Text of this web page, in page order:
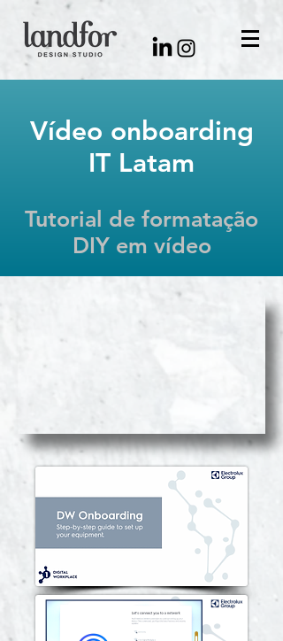
Vídeo onboarding
IT Latam
Tutorial de formatação
DIY em vídeo